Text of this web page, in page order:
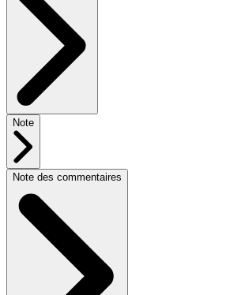
Note
Note des commentaires